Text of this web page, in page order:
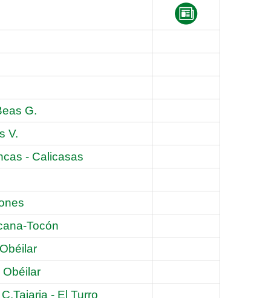
G.
V.
- Calicasas
Tocón
- El Turro